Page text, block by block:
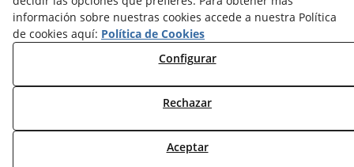
© 08/2026 Instal·lacions Viciana - Todos los derechos
reservados.
información sobre nuestras cookies accede a nuestra Política
de cookies aquí: Política de Cookies
Configurar
Rechazar
Aceptar